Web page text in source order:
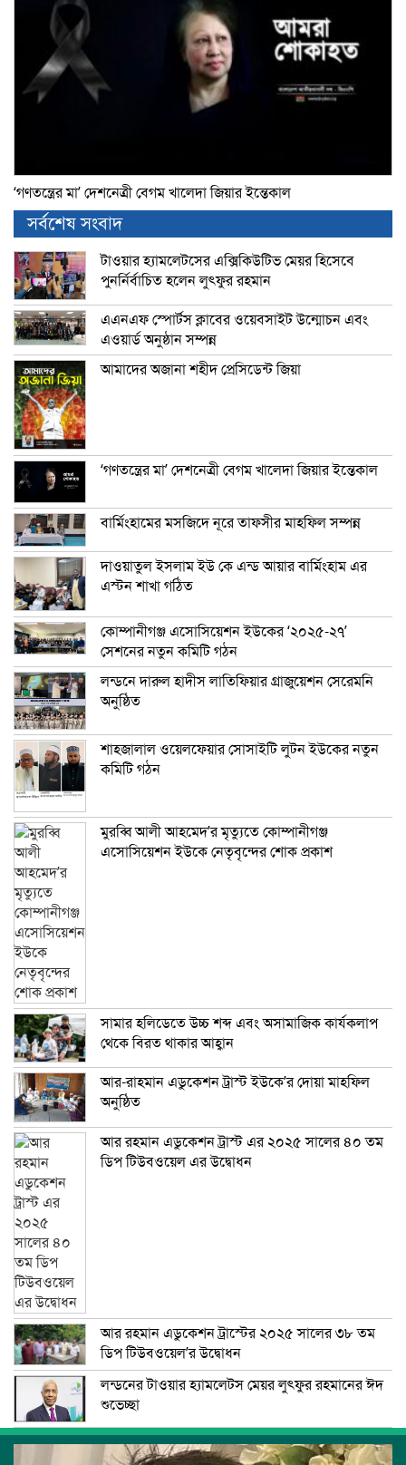
‘গণতন্ত্রের মা’ দেশনেত্রী বেগম খালেদা জিয়ার ইন্তেকাল
সর্বশেষ সংবাদ
টাওয়ার হ্যামলেটসের এক্সিকিউটিভ মেয়র হিসেবে
পুনর্নির্বাচিত হলেন লুৎফুর রহমান
এএনএফ স্পোর্টস ক্লাবের ওয়েবসাইট উন্মোচন এবং
এওয়ার্ড অনুষ্ঠান সম্পন্ন
আমাদের অজানা শহীদ প্রেসিডেন্ট জিয়া
‘গণতন্ত্রের মা’ দেশনেত্রী বেগম খালেদা জিয়ার ইন্তেকাল
বার্মিংহামের মসজিদে নূরে তাফসীর মাহফিল সম্পন্ন
দাওয়াতুল ইসলাম ইউ কে এন্ড আয়ার বার্মিংহাম এর
এস্টন শাখা গঠিত
কোম্পানীগঞ্জ এসোসিয়েশন ইউকের ‘২০২৫-২৭’
সেশনের নতুন কমিটি গঠন
লন্ডনে দারুল হাদীস লাতিফিয়ার গ্রাজুয়েশন সেরেমনি
অনুষ্ঠিত
শাহজালাল ওয়েলফেয়ার সোসাইটি লুটন ইউকের নতুন
কমিটি গঠন
মুরব্বি আলী আহমেদ’র মৃত্যুতে কোম্পানীগঞ্জ
এসোসিয়েশন ইউকে নেতৃবৃন্দের শোক প্রকাশ
সামার হলিডেতে উচ্চ শব্দ এবং অসামাজিক কার্যকলাপ
থেকে বিরত থাকার আহ্বান
আর-রাহমান এডুকেশন ট্রাস্ট ইউকে’র দোয়া মাহফিল
অনুষ্ঠিত
আর রহমান এডুকেশন ট্রাস্ট এর ২০২৫ সালের ৪০ তম
ডিপ টিউবওয়েল এর উদ্বোধন
আর রহমান এডুকেশন ট্রাস্টের ২০২৫ সালের ৩৮ তম
ডিপ টিউবওয়েল’র উদ্বোধন
লন্ডনের টাওয়ার হ্যামলেটস মেয়র লুৎফুর রহমানের ঈদ
শুভেচ্ছা